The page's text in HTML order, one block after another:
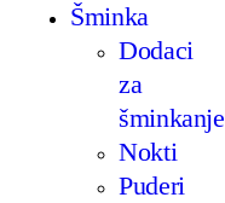
Šminka
Dodaci
za
šminkanje
Nokti
Puderi